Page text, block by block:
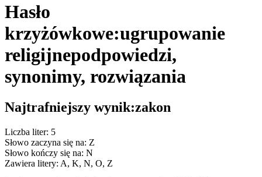
Hasło
krzyżówkowe:ugrupowanie
religijnepodpowiedzi,
synonimy, rozwiązania
Najtrafniejszy wynik:zakon
Liczba liter: 5
Słowo zaczyna się na: Z
Słowo kończy się na: N
Zawiera litery: A, K, N, O, Z